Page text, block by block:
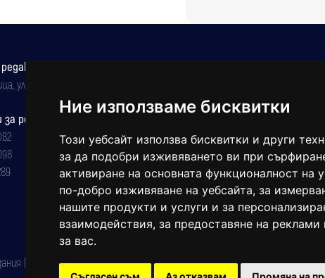
Ние използваме бисквитки
Този уебсайт използва бисквитки и други
за да подобри изживяването ви при
активиране на основната функционалност на
по-добро изживяване на уебсайта, за
нашите продукти и услуги и за
взаимодействия, за предоставяне на
за вас.
ул.''Христо Ботев" 43
за реклама и абонаменти
balgarkanews@gmail.com
национална агенция за ISSN) под номер: ISSN 1312-4722.